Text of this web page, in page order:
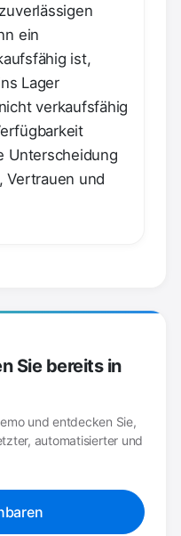
ein
ist,
Lager
verkaufsfähig
Unterscheidung
Vertrauen und
Sie bereits in
und entdecken Sie,
automatisierter und